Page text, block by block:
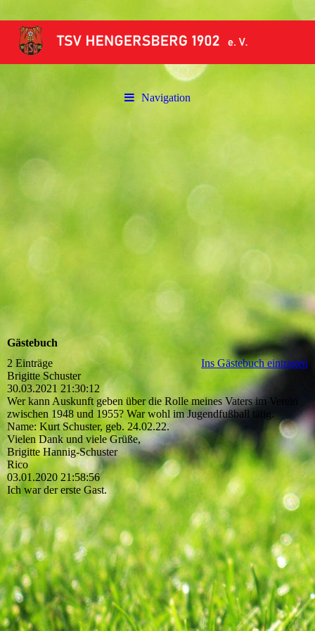
Navigation
Gästebuch
2 Einträge
Ins Gästebuch eintragen
Brigitte Schuster
30.03.2021 21:30:12
Wer kann Auskunft geben über die Rolle meines Vaters im Verein
zwischen 1948 und 1955? War wohl im Jugendfußball tätig.
Name: Kurt Schuster, geb. 24.02.22.
Vielen Dank und viele Grüße,
Brigitte Hannig-Schuster
Rico
03.01.2020 21:58:56
Ich war der erste Gast.